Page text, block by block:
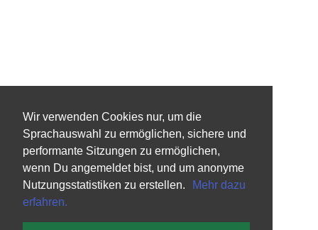
Wir verwenden Cookies nur, um die
Sprachauswahl zu ermöglichen, sichere und
performante Sitzungen zu ermöglichen,
wenn Du angemeldet bist, und um anonyme
Nutzungsstatistiken zu erstellen.
Mehr dazu
erfahren.